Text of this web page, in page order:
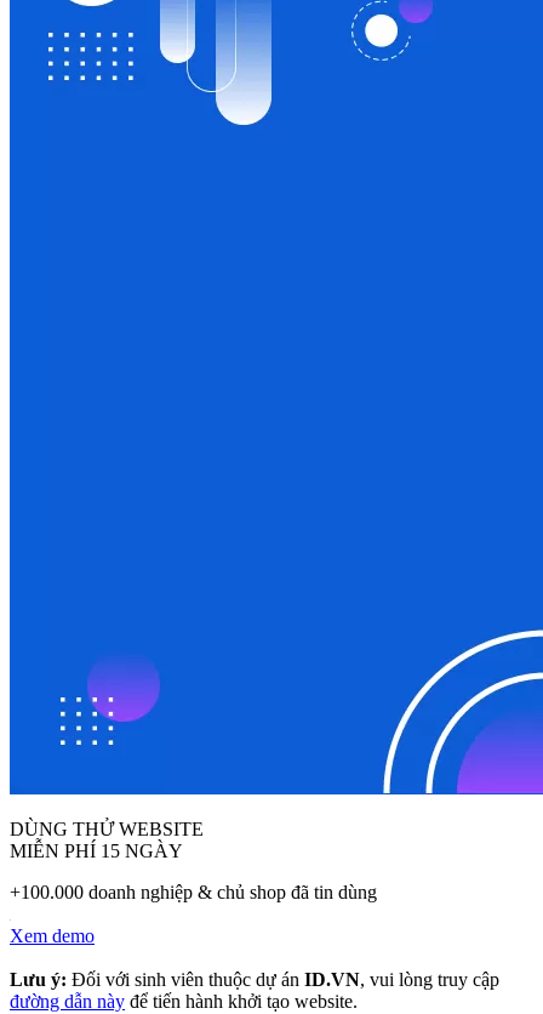
DÙNG THỬ WEBSITE
MIỄN PHÍ 15 NGÀY
+100.000 doanh nghiệp & chủ shop đã tin dùng
Xem demo
Lưu ý: Đối với sinh viên thuộc dự án ID.VN, vui lòng truy cập
đường dẫn này để tiến hành khởi tạo website.